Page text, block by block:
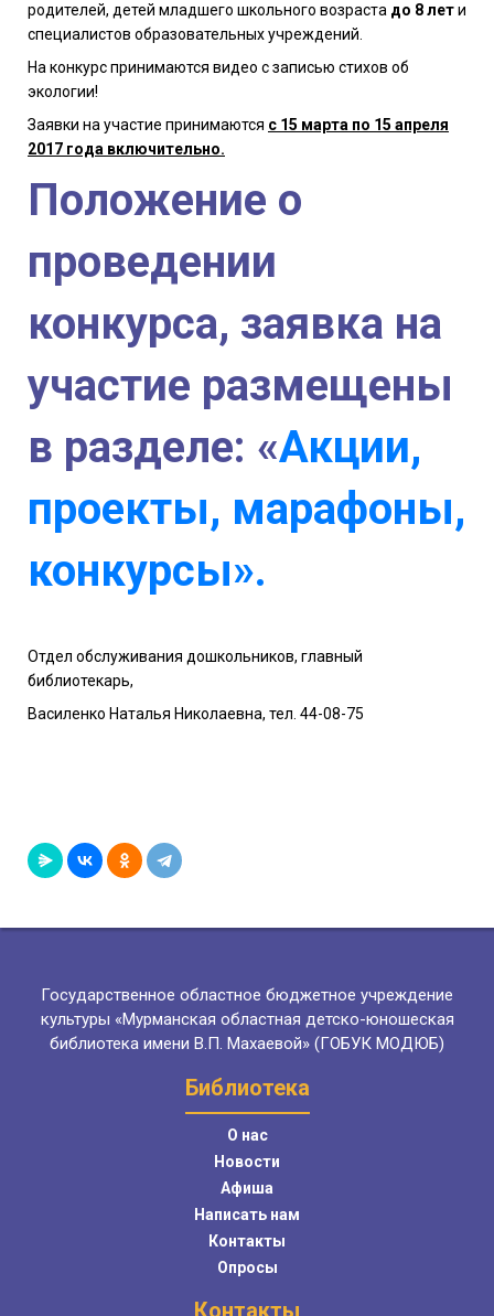
родителей, детей младшего школьного возраста до 8 лети
специалистов образовательных учреждений.
На конкурс принимаются видео с записью стихов об
экологии!
Заявки на участие принимаются с 15 марта по 15 апреля
2017 года включительно.
Положение о
проведении
конкурса, заявка на
участие размещены
в разделе: «Акции,
проекты, марафоны,
конкурсы».
Отдел обслуживания дошкольников, главный
библиотекарь,
Василенко Наталья Николаевна, тел. 44-08-75
Государственное областное бюджетное учреждение
культуры «Мурманская областная детско-юношеская
библиотека имени В.П. Махаевой» (ГОБУК МОДЮБ)
Библиотека
О нас
Новости
Афиша
Написать нам
Контакты
Опросы
Контакты